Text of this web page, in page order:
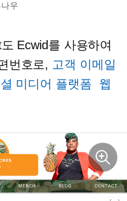
우
Ecwid를 사용하여
번호로, 고객 이메일
미디어 플랫폼
웹